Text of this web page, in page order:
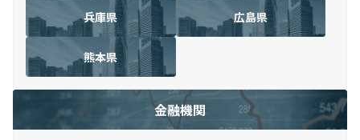
兵庫県 広島県
熊本県
金融機関